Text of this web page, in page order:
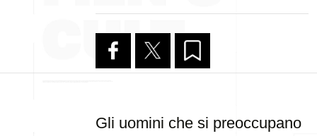
Gli uomini che si preoccupano